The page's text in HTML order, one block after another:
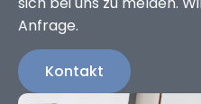
Anfrage.
Kontakt